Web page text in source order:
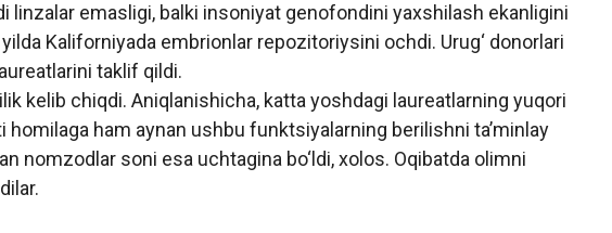
linzalar emasligi, balki insoniyat genofondini yaxshilash ekanligini
Kaliforniyada embrionlar repozitoriysini ochdi. Urug‘ donorlari
taklif qildi.
kelib chiqdi. Aniqlanishicha, katta yoshdagi laureatlarning yuqori
homilaga ham aynan ushbu funktsiyalarning berilishni ta’minlay
nomzodlar soni esa uchtagina bo‘ldi, xolos. Oqibatda olimni